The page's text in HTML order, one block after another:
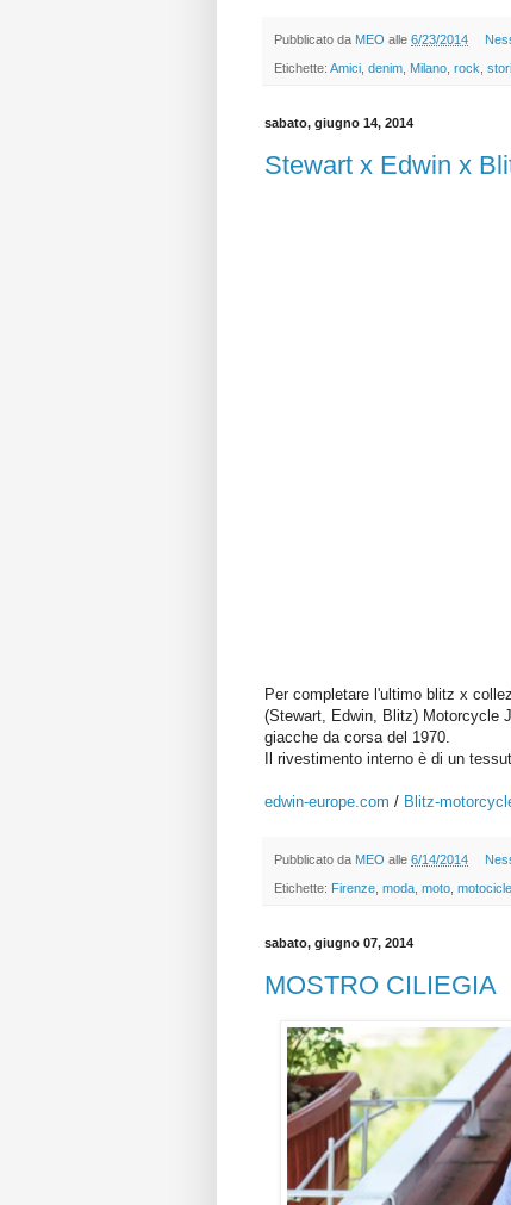
Pubblicato da MEO alle 6/23/2014
Etichette: Amici denim Milano rock
sabato, giugno 14, 2014
Stewart x Edwin x
Per completare l'ultimo blitz x
(Stewart, Edwin, Blitz) Motorcycle
giacche da corsa del 1970.
Il rivestimento interno è di un
edwin-europe.com / Blitz-
Pubblicato da MEO alle 6/14/2014
Etichette: Firenze moda moto
sabato, giugno 07, 2014
MOSTRO CILIEGIA